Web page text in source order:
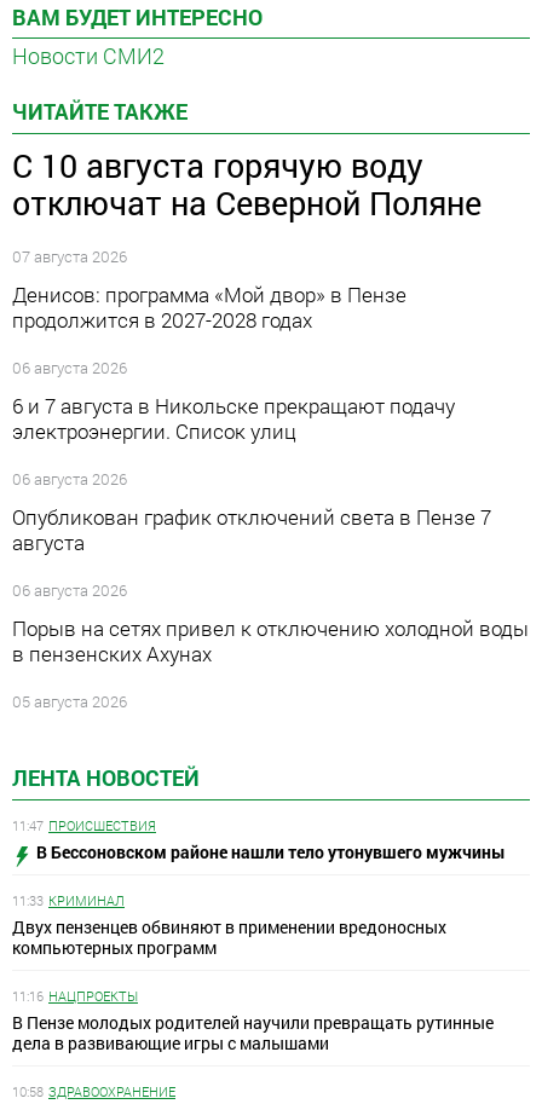
ЛЕНТА НОВОСТЕЙ
11:47 ПРОИСШЕСТВИЯ
В Бессоновском районе нашли тело утонувшего мужчины
11:33 КРИМИНАЛ
Двух пензенцев обвиняют в применении вредоносных
компьютерных программ
11:16 НАЦПРОЕКТЫ
В Пензе молодых родителей научили превращать рутинные
дела в развивающие игры с малышами
10:58 ЗДРАВООХРАНЕНИЕ
ВАМ БУДЕТ ИНТЕРЕСНО
Новости СМИ2
ЧИТАЙТЕ ТАКЖЕ
С 10 августа горячую воду
отключат на Северной Поляне
07 августа 2026
Денисов: программа «Мой двор» в Пензе
продолжится в 2027-2028 годах
06 августа 2026
6 и 7 августа в Никольске прекращают подачу
электроэнергии. Список улиц
06 августа 2026
Опубликован график отключений света в Пензе 7
августа
06 августа 2026
Порыв на сетях привел к отключению холодной воды
в пензенских Ахунах
05 августа 2026